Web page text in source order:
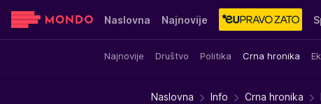
Naslovna Najnovije
Najnovije Društvo Politika Crna hronika
Sensa Stvar ukusa Yumama
Naslovna Info Crna hronika